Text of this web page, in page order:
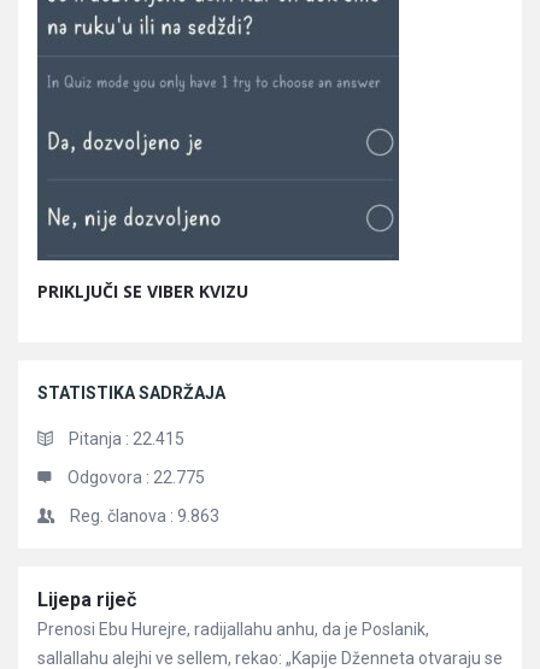
PRIKLJUČI SE VIBER KVIZU
STATISTIKA SADRŽAJA
Pitanja : 22.415
Odgovora : 22.775
Reg. članova : 9.863
Članci
Lijepa riječ
Prenosi Ebu Hurejre, radijallahu anhu, da je Poslanik,
sallallahu alejhi ve sellem, rekao: „Kapije Dženneta otvaraju se